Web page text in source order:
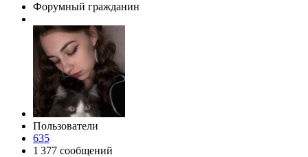
Форумный гражданин
Пользователи
635
1 377 сообщений